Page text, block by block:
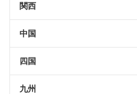
関西
中国
四国
九州